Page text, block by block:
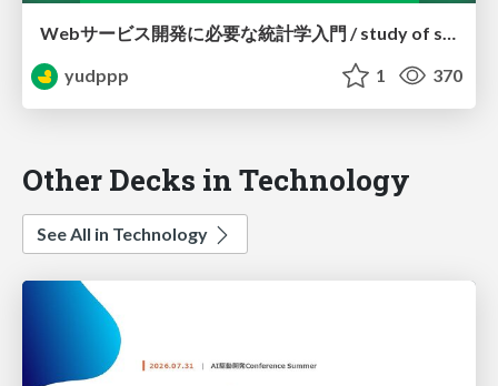
Webサービス開発に必要な統計学入門 / study of statistics for web developers
yudppp
1 370
Other Decks in Technology
See All in Technology